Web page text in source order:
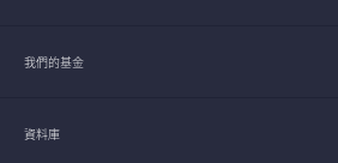
我們的基金
資料庫